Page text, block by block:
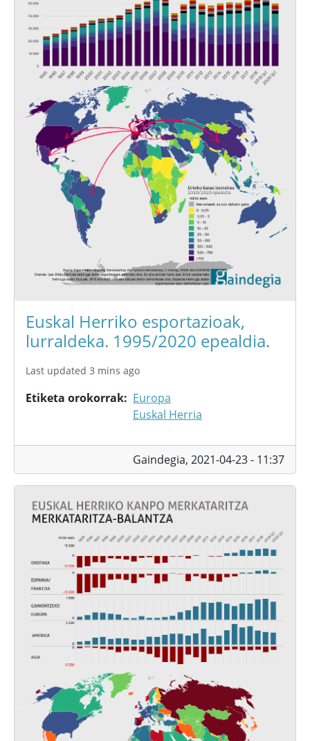
Euskal Herriko esportazioak,
lurraldeka. 1995/2020 epealdia.
Last updated 3 mins ago
Etiketa orokorrak
Europa
Euskal Herria
Gaindegia, 2021-04-23 - 11:37